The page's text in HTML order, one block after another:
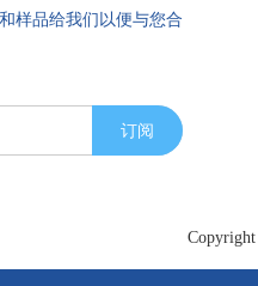
样品给我们以便与您合
订阅
Copyright